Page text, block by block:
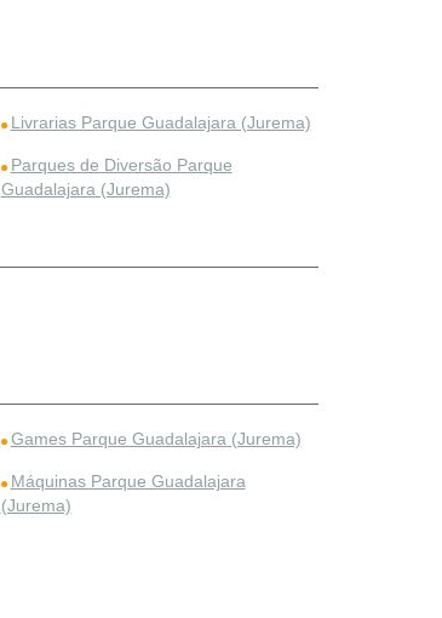
Livrarias Parque Guadalajara (Jurema)
Parques de Diversão Parque
Guadalajara (Jurema)
Games Parque Guadalajara (Jurema)
Máquinas Parque Guadalajara
(Jurema)